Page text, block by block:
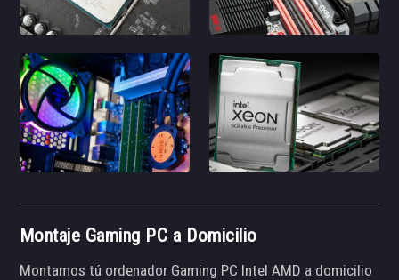
Montaje Gaming PC a Domicilio
Montamos tú ordenador Gaming PC Intel AMD a domicilio